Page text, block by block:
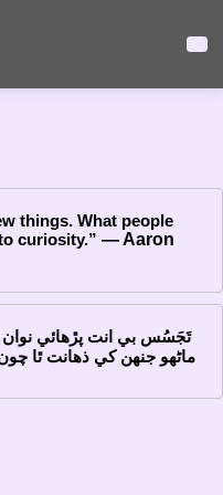
things. What people
curiosity.” ― Aaron
ماڻهو جنهن کي ذهانت ٿا